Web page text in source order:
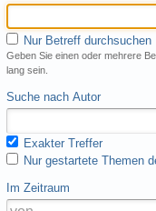
Nur Betreff durchsuchen
Geben Sie einen oder mehrere
lang sein.
Suche nach Autor
Exakter Treffer
Nur gestartete Themen
Im Zeitraum